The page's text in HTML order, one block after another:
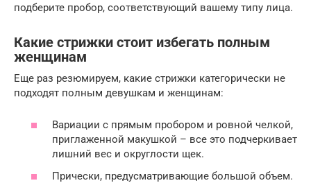
подберите пробор, соответствующий вашему типу лица.
Какие стрижки стоит избегать полным
женщинам
Еще раз резюмируем, какие стрижки категорически не
подходят полным девушкам и женщинам:
Вариации с прямым пробором и ровной челкой,
приглаженной макушкой – все это подчеркивает
лишний вес и округлости щек.
Прически, предусматривающие большой объем.